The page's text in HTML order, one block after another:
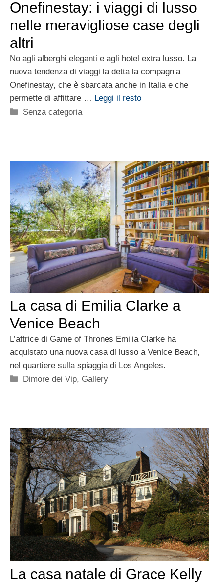
Onefinestay: i viaggi di lusso
nelle meravigliose case degli
altri
No agli alberghi eleganti e agli hotel extra lusso. La
nuova tendenza di viaggi la detta la compagnia
Onefinestay, che è sbarcata anche in Italia e che
permette di affittare … Leggi il resto
Categorie
Senza categoria
La casa di Emilia Clarke a
Venice Beach
L’attrice di Game of Thrones Emilia Clarke ha
acquistato una nuova casa di lusso a Venice Beach,
nel quartiere sulla spiaggia di Los Angeles.
Categorie
Dimore dei Vip, Gallery
La casa natale di Grace Kelly